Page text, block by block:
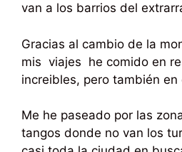
van a los barrios del
Gracias al cambio de la
mis viajes he comido en
increibles, pero también
Me he paseado por las
tangos donde no van los